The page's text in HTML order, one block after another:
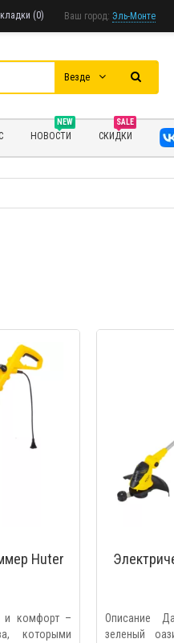
Ваш город: Эль-Монте
(0)
Везде
NEW
НОВОСТИ
SALE
СКИДКИ
ПРОСМОТР
Huter
и комфорт –
которыми
Описание
зеленый